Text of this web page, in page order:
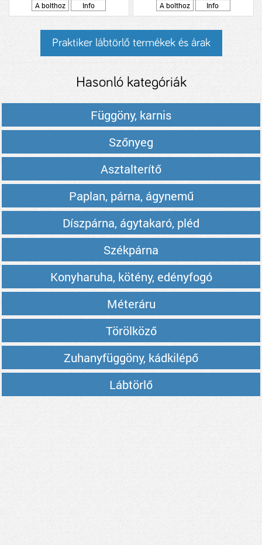
A bolthoz
Info
A bolthoz
Info
Praktiker lábtörlő termékek és árak
Hasonló kategóriák
Függöny, karnis
Szőnyeg
Asztalterítő
Paplan, párna, ágynemű
Díszpárna, ágytakaró, pléd
Székpárna
Konyharuha, kötény, edényfogó
Méteráru
Törölköző
Zuhanyfüggöny, kádkilépő
Lábtörlő